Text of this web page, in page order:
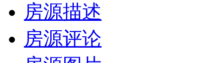
房源描述
房源评论